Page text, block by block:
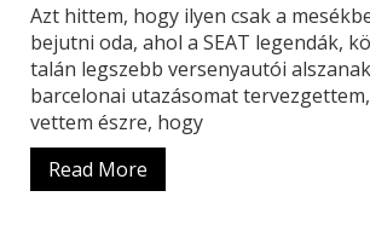
Azt hittem, hogy ilyen csak a
bejutni oda, ahol a SEAT legendák,
talán legszebb versenyautói
barcelonai utazásomat
vettem észre, hogy
Read More